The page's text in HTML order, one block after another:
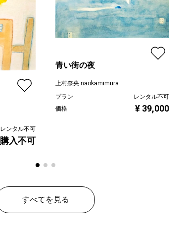
レンタル不可
購入不可
青い街の夜
上村奈央 naokamimura
プラン
レンタル不可
価格
¥ 39,000
すべてを見る